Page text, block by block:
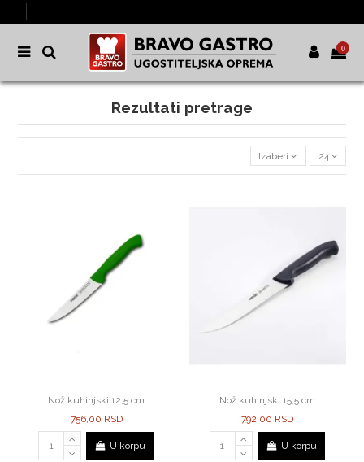
0
Rezultati pretrage
Izaberi 24
Nož kuhinjski 12,5 cm
756,00 RSD
U korpu
Nož kuhinjski 15,5 cm
792,00 RSD
U korpu